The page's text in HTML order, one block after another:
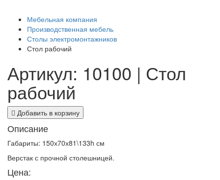
Мебельная компания
Производственная мебель
Столы электромонтажников
Стол рабочий
Артикул: 10100 | Стол
рабочий
Добавить в корзину
Описание
Габариты: 150х70х81\133h см
Верстак с прочной столешницей.
Цена: